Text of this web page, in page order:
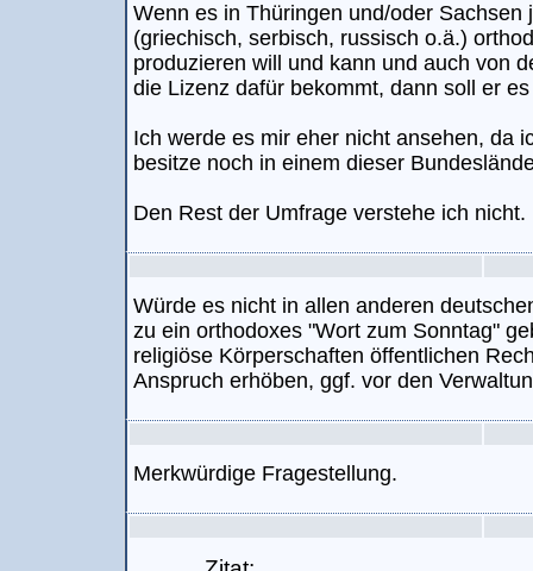
Wenn es in Thüringen und/oder Sachsen
(griechisch, serbisch, russisch o.ä.)
produzieren will und kann und auch von
die Lizenz dafür bekommt, dann soll er
Ich werde es mir eher nicht ansehen, da
besitze noch in einem dieser
Den Rest der Umfrage verstehe ich nicht.
Würde es nicht in allen anderen
zu ein orthodoxes "Wort zum Sonntag"
religiöse Körperschaften öffentlichen
Anspruch erhöben, ggf. vor den
Merkwürdige Fragestellung.